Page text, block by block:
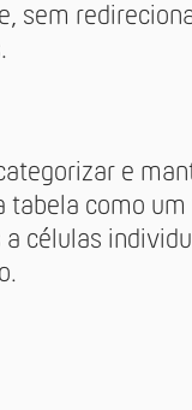
sem
e
tabela como um
células